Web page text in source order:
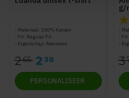
Materiaal: 100% Katoen
Fit: Regular Fit
Eigenschap: Ademend
265 2 38
PERSONALISEER
g/
3